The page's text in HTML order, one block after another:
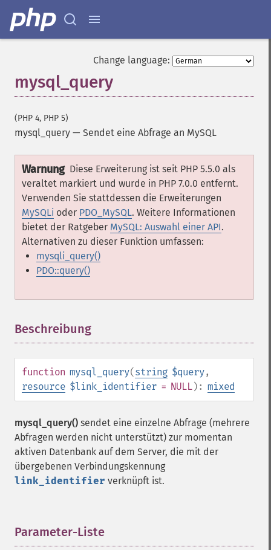
Change language:
mysql_query
(PHP 4, PHP 5)
mysql_query — Sendet eine Abfrage an MySQL
Warnung Diese Erweiterung ist seit PHP 5.5.0 als
veraltet markiert und wurde in PHP 7.0.0 entfernt.
Verwenden Sie stattdessen die Erweiterungen
MySQLi oder PDO_MySQL. Weitere Informationen
bietet der Ratgeber MySQL: Auswahl einer API.
Alternativen zu dieser Funktion umfassen:
mysqli_query()
PDO::query()
Beschreibung
function mysql_query(string $query,
resource $link_identifier = NULL): mixed
mysql_query() sendet eine einzelne Abfrage (mehrere
Abfragen werden nicht unterstützt) zur momentan
aktiven Datenbank auf dem Server, die mit der
übergebenen Verbindungskennung
link_identifier verknüpft ist.
Parameter-Liste